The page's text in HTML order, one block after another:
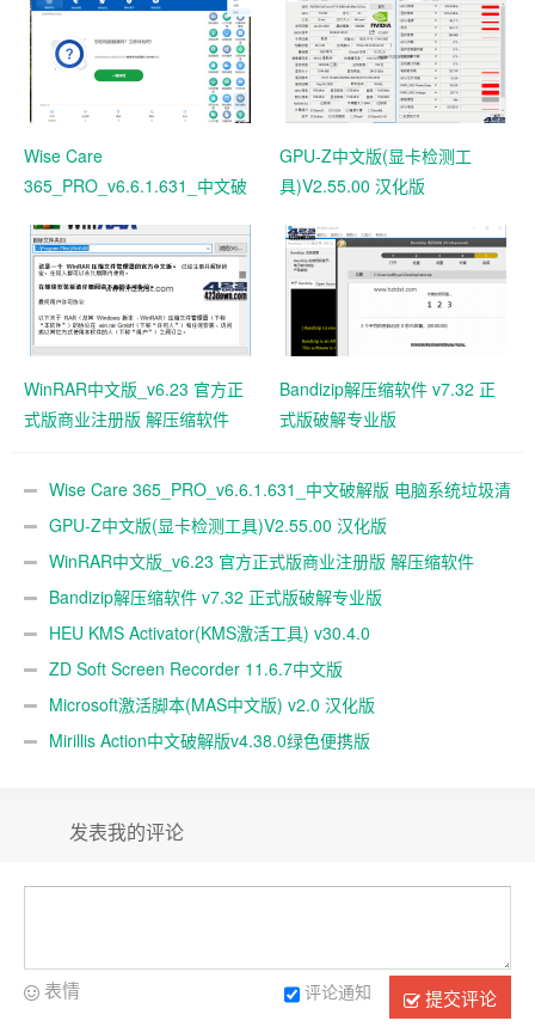
Wise Care
365_PRO_v6.6.1.631_中文破
GPU-Z中文版(显卡检测工
具)V2.55.00 汉化版
WinRAR中文版_v6.23 官方正
式版商业注册版 解压缩软件
Bandizip解压缩软件 v7.32 正
式版破解专业版
Wise Care 365_PRO_v6.6.1.631_中文破解版 电脑系统垃圾清
理软件GPU-Z中文版(显卡检测工具)V2.55.00 汉化版
WinRAR中文版_v6.23 官方正式版商业注册版 解压缩软件
Bandizip解压缩软件 v7.32 正式版破解专业版
HEU KMS Activator(KMS激活工具) v30.4.0
ZD Soft Screen Recorder 11.6.7中文版
Microsoft激活脚本(MAS中文版) v2.0 汉化版
Mirillis Action中文破解版v4.38.0绿色便携版
发表我的评论
提交评论
评论通知
表情